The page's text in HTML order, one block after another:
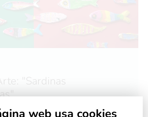
"Sardinas
web usa cookies